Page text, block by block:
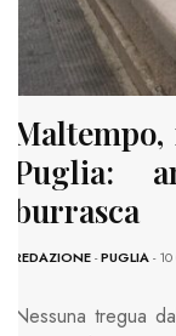
Puglia:
burrasca
REDAZIONE-PUGLIA-
Nessuna tregua